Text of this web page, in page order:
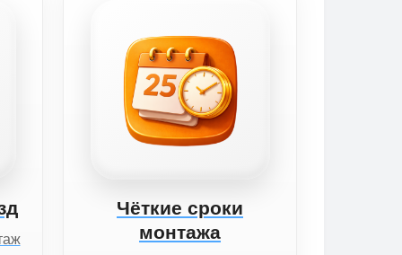
Чёткие сроки
монтажа